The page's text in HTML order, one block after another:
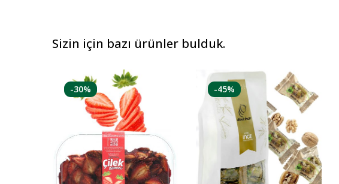
Sizin için bazı ürünler bulduk.
-30% -45%